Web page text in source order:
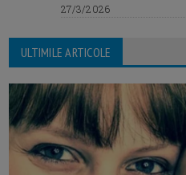
27/3/2026
ULTIMILE ARTICOLE